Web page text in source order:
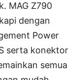
MAG Z790
dengan
Power
serta konektor
semua